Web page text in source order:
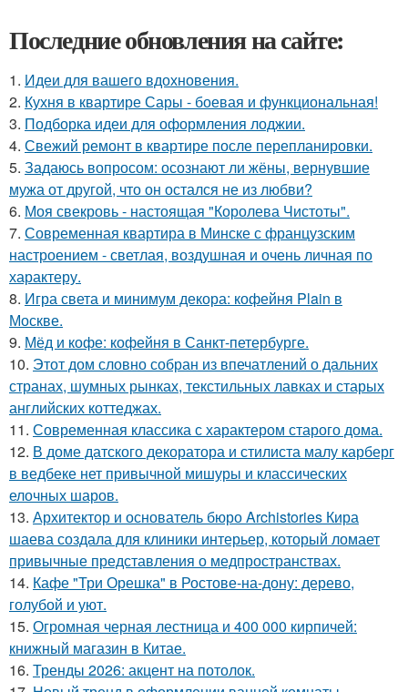
Последние обновления на сайте:
1. Идеи для вашего вдохновения.
2. Кухня в квартире Сары - боевая и функциональная!
3. Подборка идеи для оформления лоджии.
4. Свежий ремонт в квартире после перепланировки.
5. Задаюсь вопросом: осознают ли жёны, вернувшие
мужа от другой, что он остался не из любви?
6. Моя свекровь - настоящая "Королева Чистоты".
7. Современная квартира в Минске с французским
настроением - светлая, воздушная и очень личная по
характеру.
8. Игра света и минимум декора: кофейня Plain в
Москве.
9. Мёд и кофе: кофейня в Санкт-петербурге.
10. Этот дом словно собран из впечатлений о дальних
странах, шумных рынках, текстильных лавках и старых
английских коттеджах.
11. Современная классика с характером старого дома.
12. В доме датского декоратора и стилиста малу карберг
в ведбеке нет привычной мишуры и классических
елочных шаров.
13. Архитектор и основатель бюро Archistories Кира
шаева создала для клиники интерьер, который ломает
привычные представления о медпространствах.
14. Кафе "Три Орешка" в Ростове-на-дону: дерево,
голубой и уют.
15. Огромная черная лестница и 400 000 кирпичей:
книжный магазин в Китае.
16. Тренды 2026: акцент на потолок.